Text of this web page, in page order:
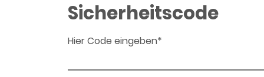
Sicherheitscode
Hier Code eingeben*